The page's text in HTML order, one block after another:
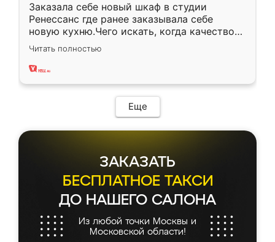
Заказала себе новый шкаф в студии
Ренессанс где ранее заказывала себе
новую кухню.Чего искать, когда качеством
вполне довольна. Служит кухня уже почти
два года, нареканий нет.
Читать полностью
Еще
ЗАКАЗАТЬ
БЕСПЛАТНОЕ ТАКСИ
ДО НАШЕГО САЛОНА
Из любой точки Москвы и
Московской области!